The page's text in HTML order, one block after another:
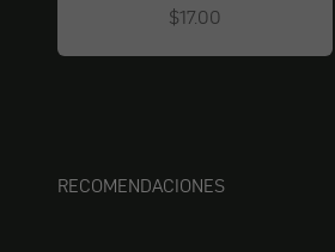
Angebot
$17.00
RECOMENDACIONES